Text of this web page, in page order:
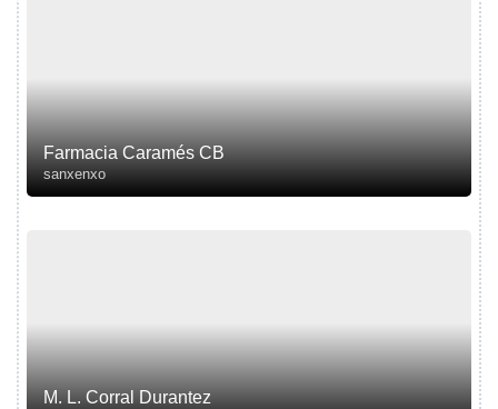
Farmacia Caramés CB
sanxenxo
M. L. Corral Durantez